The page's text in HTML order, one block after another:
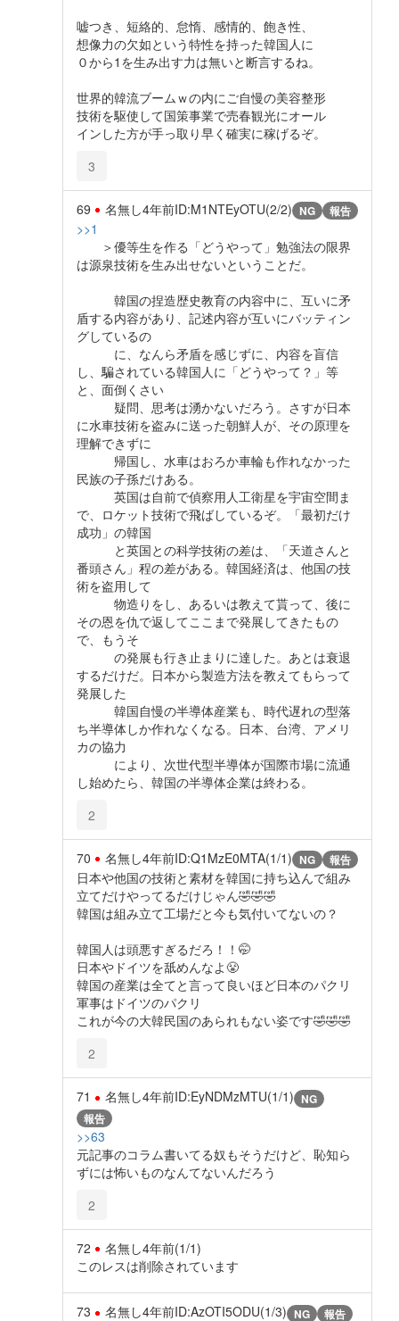
嘘つき、短絡的、怠惰、感情的、飽き性、
想像力の欠如という特性を持った韓国人に
０から1を生み出す力は無いと断言するね。
世界的韓流ブームｗの内にご自慢の美容整形
技術を駆使して国策事業で売春観光にオール
インした方が手っ取り早く確実に稼げるぞ。
3
69 名無し4年前ID:M1NTEyOTU(2/2) NG 報告
>>1
＞優等生を作る「どうやって」勉強法の限界
は源泉技術を生み出せないということだ。
韓国の捏造歴史教育の内容中に、互いに矛
盾する内容があり、記述内容が互いにバッティン
グしているの
に、なんら矛盾を感じずに、内容を盲信
し、騙されている韓国人に「どうやって？」等
と、面倒くさい
疑問、思考は湧かないだろう。さすが日本
に水車技術を盗みに送った朝鮮人が、その原理を
理解できずに
帰国し、水車はおろか車輪も作れなかった
民族の子孫だけある。
英国は自前で偵察用人工衛星を宇宙空間ま
で、ロケット技術で飛ばしているぞ。「最初だけ
成功」の韓国
と英国との科学技術の差は、「天道さんと
番頭さん」程の差がある。韓国経済は、他国の技
術を盗用して
物造りをし、あるいは教えて貰って、後に
その恩を仇で返してここまで発展してきたもの
で、もうそ
の発展も行き止まりに達した。あとは衰退
するだけだ。日本から製造方法を教えてもらって
発展した
韓国自慢の半導体産業も、時代遅れの型落
ち半導体しか作れなくなる。日本、台湾、アメリ
カの協力
により、次世代型半導体が国際市場に流通
し始めたら、韓国の半導体企業は終わる。
2
70 名無し4年前ID:Q1MzE0MTA(1/1) NG 報告
日本や他国の技術と素材を韓国に持ち込んで組み
立てだけやってるだけじゃん🤣🤣🤣
韓国は組み立て工場だと今も気付いてないの？
韓国人は頭悪すぎるだろ！！🤭
日本やドイツを舐めんなよ😤
韓国の産業は全てと言って良いほど日本のパクリ
軍事はドイツのパクリ
これが今の大韓民国のあられもない姿です🤣🤣🤣
2
71 名無し4年前ID:EyNDMzMTU(1/1) NG
報告
>>63
元記事のコラム書いてる奴もそうだけど、恥知ら
ずには怖いものなんてないんだろう
2
72 名無し4年前(1/1)
このレスは削除されています
73 名無し4年前ID:AzOTI5ODU(1/3) NG 報告